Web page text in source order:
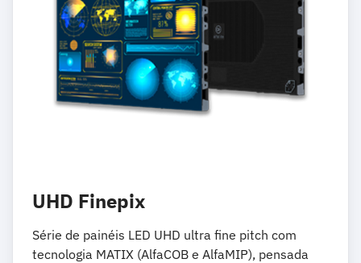
UHD Finepix
Série de painéis LED UHD ultra fine pitch com
tecnologia MATIX (AlfaCOB e AlfaMIP), pensada